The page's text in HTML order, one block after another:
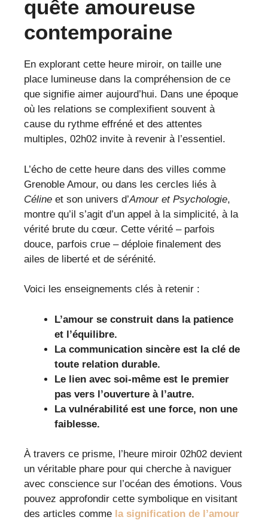
quête amoureuse
contemporaine
En explorant cette heure miroir, on taille une
place lumineuse dans la compréhension de ce
que signifie aimer aujourd’hui. Dans une époque
où les relations se complexifient souvent à
cause du rythme effréné et des attentes
multiples, 02h02 invite à revenir à l’essentiel.
L’écho de cette heure dans des villes comme
Grenoble Amour, ou dans les cercles liés à
Céline et son univers d’Amour et Psychologie,
montre qu’il s’agit d’un appel à la simplicité, à la
vérité brute du cœur. Cette vérité – parfois
douce, parfois crue – déploie finalement des
ailes de liberté et de sérénité.
Voici les enseignements clés à retenir :
L’amour se construit dans la patience
et l’équilibre.
La communication sincère est la clé de
toute relation durable.
Le lien avec soi-même est le premier
pas vers l’ouverture à l’autre.
La vulnérabilité est une force, non une
faiblesse.
À travers ce prisme, l’heure miroir 02h02 devient
un véritable phare pour qui cherche à naviguer
avec conscience sur l’océan des émotions. Vous
pouvez approfondir cette symbolique en visitant
des articles comme la signification de l’amour